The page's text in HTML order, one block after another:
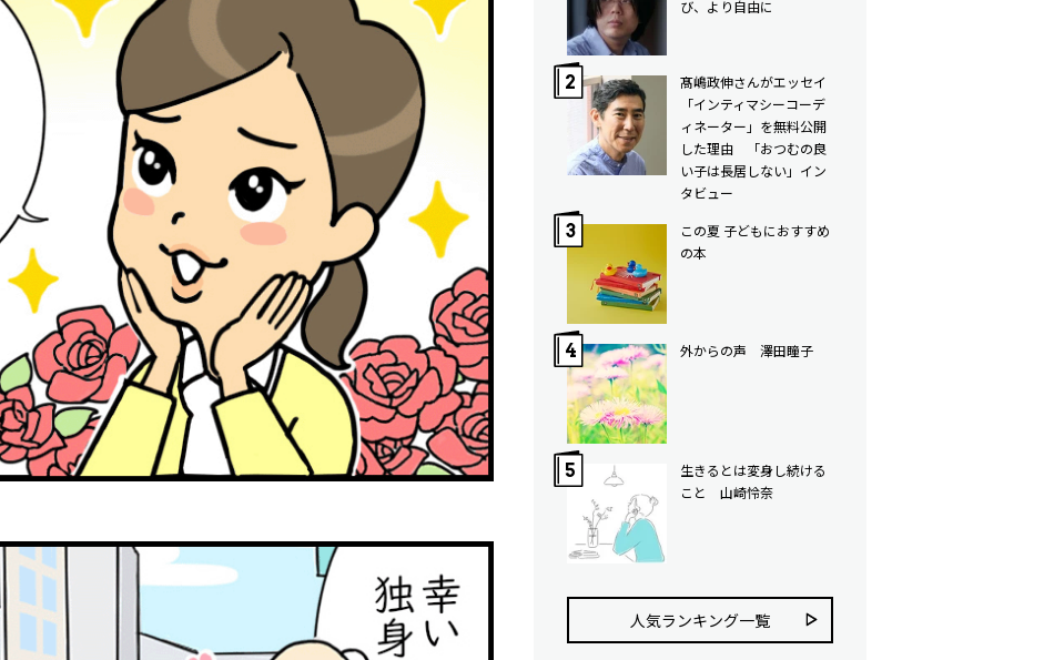
び、より自由に
髙嶋政伸さんがエッセイ
「インティマシーコーデ
ィネーター」を無料公開
した理由 「おつむの良
い子は長居しない」イン
タビュー
この夏 子どもにおすすめ
の本
外からの声 澤田瞳子
生きるとは変身し続ける
こと 山崎怜奈
人気ランキング⼀覧